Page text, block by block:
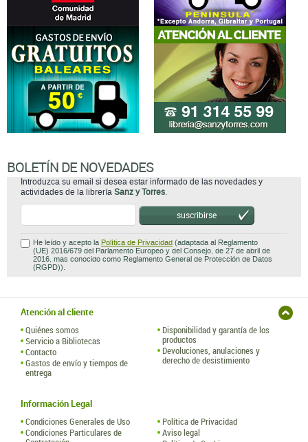
BOLETÍN DE NOVEDADES
Introduzca su email si desea estar informado de las novedades y
actividades de la librería Sanz y Torres.
suscribirse
He leído y acepto la Política de Privacidad (adaptada al Reglamento
(UE) 2016/679 del Parlamento Europeo y del Consejo, de 27 de abril de
2016, mas conocido como Reglamento General de Protección de Datos
(RGPD)).
Atención al cliente
Quiénes somos
Servicio a Bibliotecas
Contacto
Gastos de envío y tiempos de
entrega
Disponibilidad y garantía de los
productos
Devoluciones, anulaciones y
derecho de desistimiento
Información Legal
Condiciones Generales de Uso
Condiciones Particulares de
Política de Privacidad
Aviso legal